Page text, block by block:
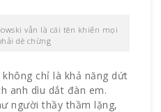
vẫn là cái tên khiến mọi
dè chừng
chỉ là khả năng dứt
anh dìu dắt đàn em.
người thầy thầm lặng,